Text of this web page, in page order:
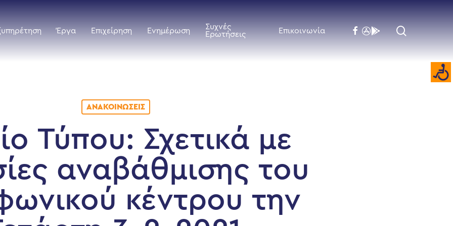
Έργα Επιχείρηση Ενημέρωση
Συχνές
Ερωτήσεις
Επικοινωνία facebook
flickrbehance
ΑΝΑΚΟΙΝΏΣΕΙΣ
Τύπου: Σχετικά με
αναβάθμισης του
κέντρου την